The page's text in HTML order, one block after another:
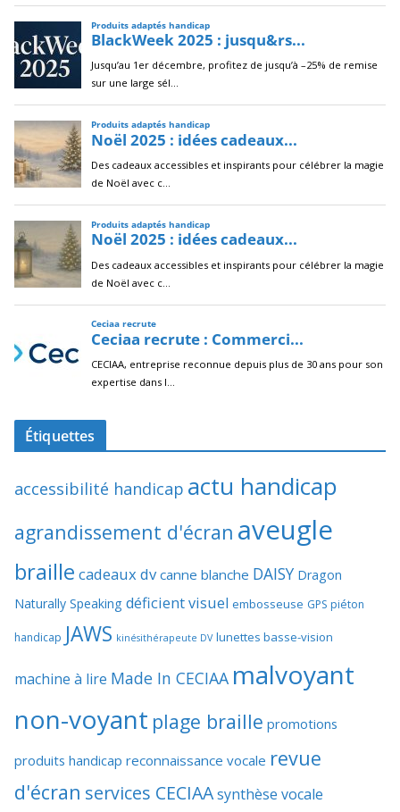
Étiquettes
accessibilité handicap actu handicap
agrandissement d'écran aveugle
braille cadeaux dv canne blanche DAISY Dragon
Naturally Speaking déficient visuel embosseuse GPS piéton
handicap JAWS kinésithérapeute DV lunettes basse-vision
machine à lire Made In CECIAA malvoyant
non-voyant plage braille promotions
produits handicap reconnaissance vocale revue
d'écran services CECIAAsynthèse vocale